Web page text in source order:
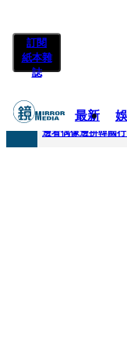
訂閱
紙本雜
誌
最新
快訊